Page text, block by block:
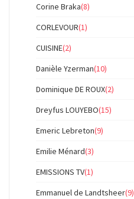
Corine Braka(8)
CORLEVOUR(1)
CUISINE(2)
Danièle Yzerman(10)
Dominique DE ROUX(2)
Dreyfus LOUYEBO(15)
Emeric Lebreton(9)
Emilie Ménard(3)
EMISSIONS TV(1)
Emmanuel de Landtsheer(9)